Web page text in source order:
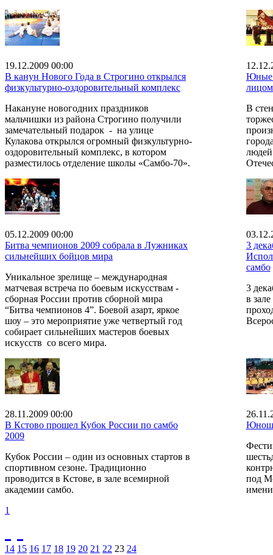
19.12.2009 00:00
В канун Нового Года в Строгино открылся
физкультурно-оздоровительный комплекс
Накануне новогодних праздников
мальчишки из района Строгино получили
замечательный подарок - на улице
Кулакова открылся огромный физкультурно-
оздоровительный комплекс, в котором
разместилось отделение школы «Самбо-70».
Юные
В
05.12.2009 00:00
Битва чемпионов 2009 собрала в Лужниках
сильнейших бойцов мира
Уникальное зрелище – международная
матчевая встреча по боевым искусствам -
cборная России против сборной мира
“Битва чемпионов 4”. Боевой азарт, яркое
шоу – это мероприятие уже четвертый год
собирает сильнейших мастеров боевых
искусств со всего мира.
3
самбо
3
в
28.11.2009 00:00
В Кстово прошел Кубок России по самбо
2009
Кубок России – один из основных стартов в
спортивном сезоне. Традиционно
проводится в Кстове, в зале всемирной
академии самбо.
1
под
14 15 16 17 18 19 20 21 22 23 24